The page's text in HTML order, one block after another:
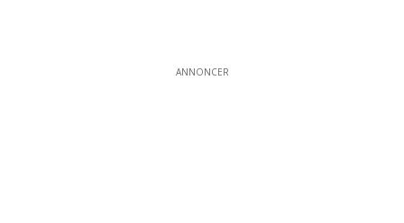
ANNONCER